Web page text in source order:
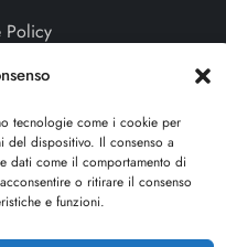
tecnologie come i cookie per
del dispositivo. Il consenso a
dati come il comportamento di
o ritirare il consenso
e funzioni.
Policy
Cerca